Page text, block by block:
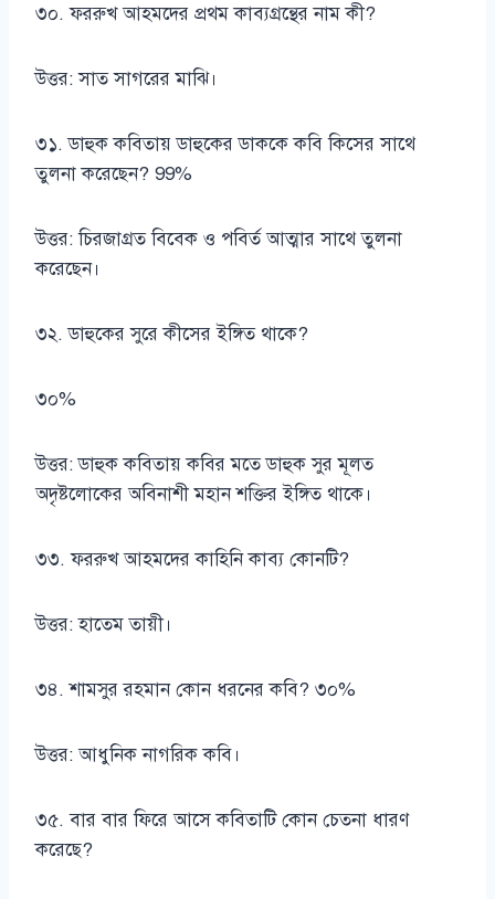
৩০. ফররুখ আহমদের প্রথম কাব্যগ্রন্থের নাম কী?
উত্তর: সাত সাগরের মাঝি।
৩১. ডাহুক কবিতায় ডাহুকের ডাককে কবি কিসের সাথে
তুলনা করেছেন? 99%
উত্তর: চিরজাগ্রত বিবেক ও পবির্ত আত্মার সাথে তুলনা
করেছেন।
৩২. ডাহুকের সুরে কীসের ইঙ্গিত থাকে?
৩০%
উত্তর: ডাহুক কবিতায় কবির মতে ডাহুক সুর মূলত
অদৃষ্টলোকের অবিনাশী মহান শক্তির ইঙ্গিত থাকে।
৩৩. ফররুখ আহমদের কাহিনি কাব্য কোনটি?
উত্তর: হাতেম তায়ী।
৩৪. শামসুর রহমান কোন ধরনের কবি? ৩০%
উত্তর: আধুনিক নাগরিক কবি।
৩৫. বার বার ফিরে আসে কবিতাটি কোন চেতনা ধারণ
করেছে?